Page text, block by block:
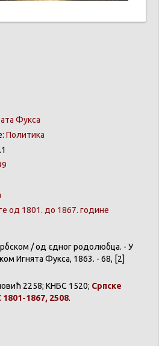
Фукса
Политика
од 1801. до 1867. године
/од єдногродолюбца. - У
Игнята Фукса, 1863. - 68, [2]
2258; КНБС 1520; Српске
1867, 2508.